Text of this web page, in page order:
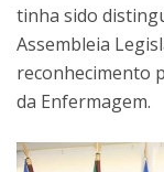
tinha sido
Assembleia
reconhecimento
da Enfermagem.